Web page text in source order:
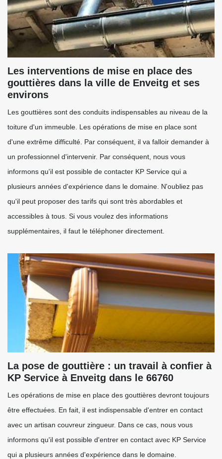
Les interventions de mise en place des
gouttières dans la ville de Enveitg et ses
environs
Les gouttières sont des conduits indispensables au niveau de la
toiture d'un immeuble. Les opérations de mise en place sont
d'une extrême difficulté. Par conséquent, il va falloir demander à
un professionnel d'intervenir. Par conséquent, nous vous
informons qu'il est possible de contacter KP Service qui a
plusieurs années d'expérience dans le domaine. N'oubliez pas
qu'il peut proposer des tarifs qui sont très abordables et
accessibles à tous. Si vous voulez des informations
supplémentaires, il faut le téléphoner directement.
La pose de gouttière : un travail à confier à
KP Service à Enveitg dans le 66760
Les opérations de mise en place des gouttières devront toujours
être effectuées. En fait, il est indispensable d'entrer en contact
avec un artisan couvreur zingueur. Dans ce cas, nous vous
informons qu'il est possible d'entrer en contact avec KP Service
qui a plusieurs années d'expérience dans le domaine.